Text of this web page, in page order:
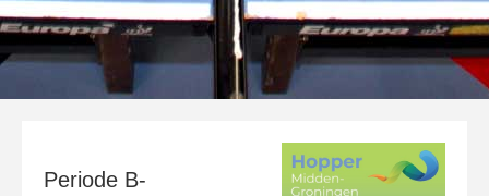
Periode B-